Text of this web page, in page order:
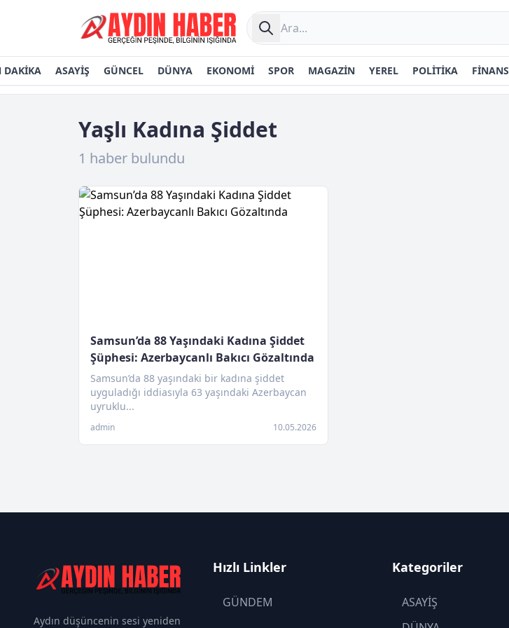
DAKİKA ASAYİŞ GÜNCEL DÜNYA EKONOMİ SPOR MAGAZİN YEREL POLİTİKA FİNANS
Yaşlı Kadına Şiddet
1 haber bulundu
Samsun’da 88 Yaşındaki Kadına Şiddet
Şüphesi: Azerbaycanlı Bakıcı Gözaltında
Samsun’da 88 yaşındaki bir kadına şiddet
uyguladığı iddiasıyla 63 yaşındaki Azerbaycan
uyruklu...
admin 10.05.2026
Aydın düşüncenin sesi yeniden
Hızlı Linkler
GÜNDEM
Kategoriler
ASAYİŞ